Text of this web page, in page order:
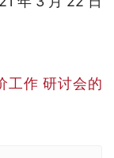
工作 研讨会的